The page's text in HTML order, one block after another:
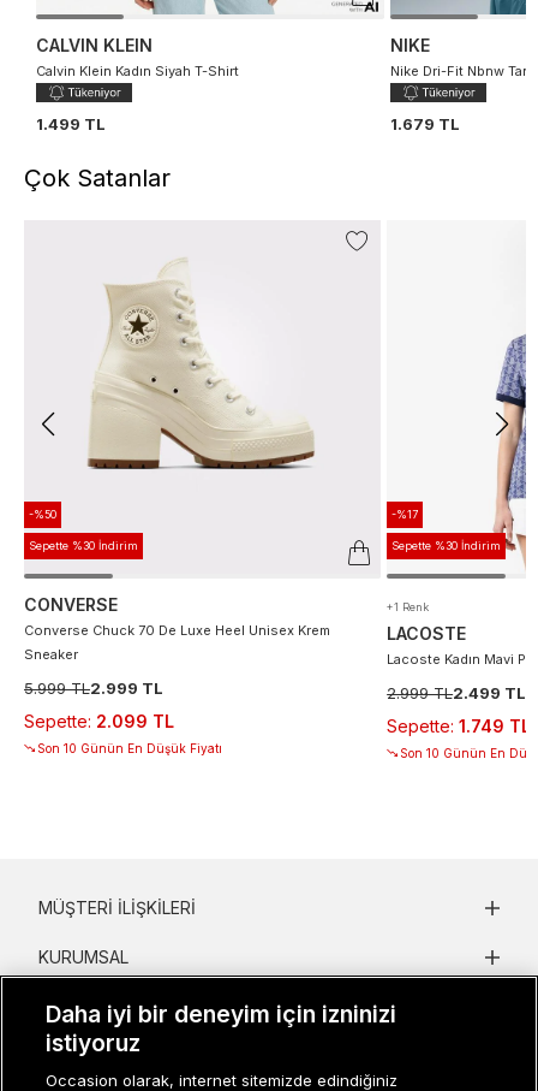
CALVIN KLEIN
Calvin Klein Kadın Siyah T-Shirt
1.499 TL
NIKE
Nike Dri-Fit Nbnw
1.679 TL
Çok Satanlar
-%50
Sepette %30 İndirim
CONVERSE
Converse Chuck 70 De Luxe Heel Unisex Krem
Sneaker
5.999 TL2.999 TL
Sepette: 2.099 TL
Son 10 Günün En Düşük Fiyatı
-%17
Sepette %30 İndirim
+1 Renk
LACOSTE
Lacoste Kadın Mavi
2.999 TL2.499 TL
Sepette: 1.749 TL
Son 10 Günün En
MÜŞTERI İLIŞKILERI
KURUMSAL
KADIN KATEGORILER
GRUP MARKALAR
Daha iyi bir deneyim için izninizi
istiyoruz
Occasion olarak, internet sitemizde edindiğiniz